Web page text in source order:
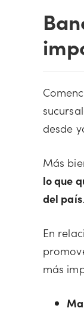
desde
Más
lo que
del país
En
más